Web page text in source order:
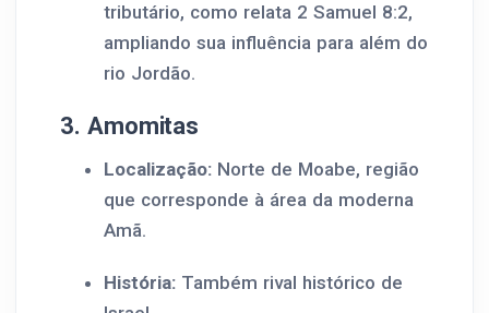
tributário, como relata 2 Samuel 8:2,
ampliando sua influência para além do
rio Jordão.
3. Amomitas
Localização: Norte de Moabe, região
que corresponde à área da moderna
Amã.
História: Também rival histórico de